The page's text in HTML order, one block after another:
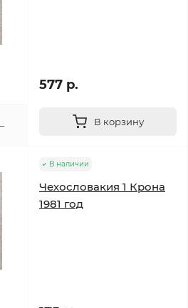
577 р.
В корзину
В наличии
Чехословакия 1 Крона
1981 год